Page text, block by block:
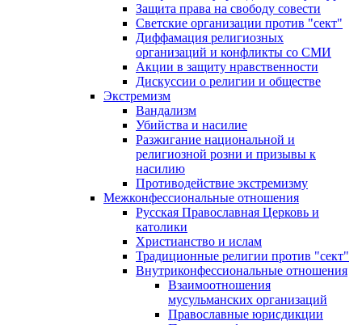
Защита права на свободу совести
Светские организации против "сект"
Диффамация религиозных
организаций и конфликты со СМИ
Акции в защиту нравственности
Дискуссии о религии и обществе
Экстремизм
Вандализм
Убийства и насилие
Разжигание национальной и
религиозной розни и призывы к
насилию
Противодействие экстремизму
Межконфессиональные отношения
Русская Православная Церковь и
католики
Христианство и ислам
Традиционные религии против "сект"
Внутриконфессиональные отношения
Взаимоотношения
мусульманских организаций
Православные юрисдикции